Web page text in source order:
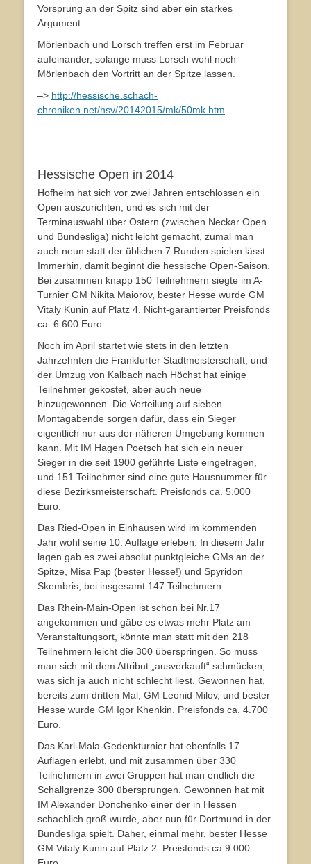
Vorsprung an der Spitz sind aber ein starkes
Argument.
Mörlenbach und Lorsch treffen erst im Februar
aufeinander, solange muss Lorsch wohl noch
Mörlenbach den Vortritt an der Spitze lassen.
–> http://hessische.schach-
chroniken.net/hsv/20142015/mk/50mk.htm
Hessische Open in 2014
Hofheim hat sich vor zwei Jahren entschlossen ein
Open auszurichten, und es sich mit der
Terminauswahl über Ostern (zwischen Neckar Open
und Bundesliga) nicht leicht gemacht, zumal man
auch neun statt der üblichen 7 Runden spielen lässt.
Immerhin, damit beginnt die hessische Open-Saison.
Bei zusammen knapp 150 Teilnehmern siegte im A-
Turnier GM Nikita Maiorov, bester Hesse wurde GM
Vitaly Kunin auf Platz 4. Nicht-garantierter Preisfonds
ca. 6.600 Euro.
Noch im April startet wie stets in den letzten
Jahrzehnten die Frankfurter Stadtmeisterschaft, und
der Umzug von Kalbach nach Höchst hat einige
Teilnehmer gekostet, aber auch neue
hinzugewonnen. Die Verteilung auf sieben
Montagabende sorgen dafür, dass ein Sieger
eigentlich nur aus der näheren Umgebung kommen
kann. Mit IM Hagen Poetsch hat sich ein neuer
Sieger in die seit 1900 geführte Liste eingetragen,
und 151 Teilnehmer sind eine gute Hausnummer für
diese Bezirksmeisterschaft. Preisfonds ca. 5.000
Euro.
Das Ried-Open in Einhausen wird im kommenden
Jahr wohl seine 10. Auflage erleben. In diesem Jahr
lagen gab es zwei absolut punktgleiche GMs an der
Spitze, Misa Pap (bester Hesse!) und Spyridon
Skembris, bei insgesamt 147 Teilnehmern.
Das Rhein-Main-Open ist schon bei Nr.17
angekommen und gäbe es etwas mehr Platz am
Veranstaltungsort, könnte man statt mit den 218
Teilnehmern leicht die 300 überspringen. So muss
man sich mit dem Attribut „ausverkauft“ schmücken,
was sich ja auch nicht schlecht liest. Gewonnen hat,
bereits zum dritten Mal, GM Leonid Milov, und bester
Hesse wurde GM Igor Khenkin. Preisfonds ca. 4.700
Euro.
Das Karl-Mala-Gedenkturnier hat ebenfalls 17
Auflagen erlebt, und mit zusammen über 330
Teilnehmern in zwei Gruppen hat man endlich die
Schallgrenze 300 übersprungen. Gewonnen hat mit
IM Alexander Donchenko einer der in Hessen
schachlich groß wurde, aber nun für Dortmund in der
Bundesliga spielt. Daher, einmal mehr, bester Hesse
GM Vitaly Kunin auf Platz 2. Preisfonds ca 9.000